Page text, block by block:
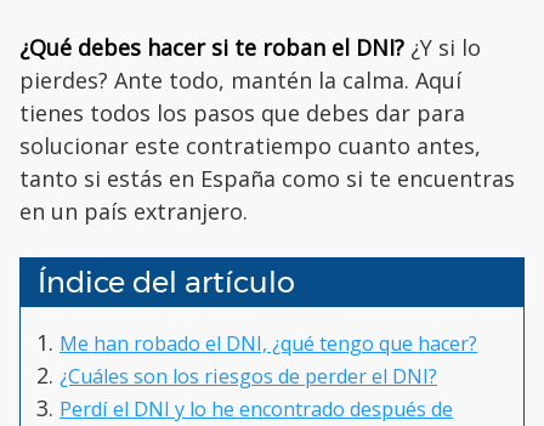
¿Qué debes hacer si te roban el DNI? ¿Y si lo
pierdes? Ante todo, mantén la calma. Aquí
tienes todos los pasos que debes dar para
solucionar este contratiempo cuanto antes,
tanto si estás en España como si te encuentras
en un país extranjero.
Índice del artículo
Me han robado el DNI, ¿qué tengo que hacer?
¿Cuáles son los riesgos de perder el DNI?
Perdí el DNI y lo he encontrado después de